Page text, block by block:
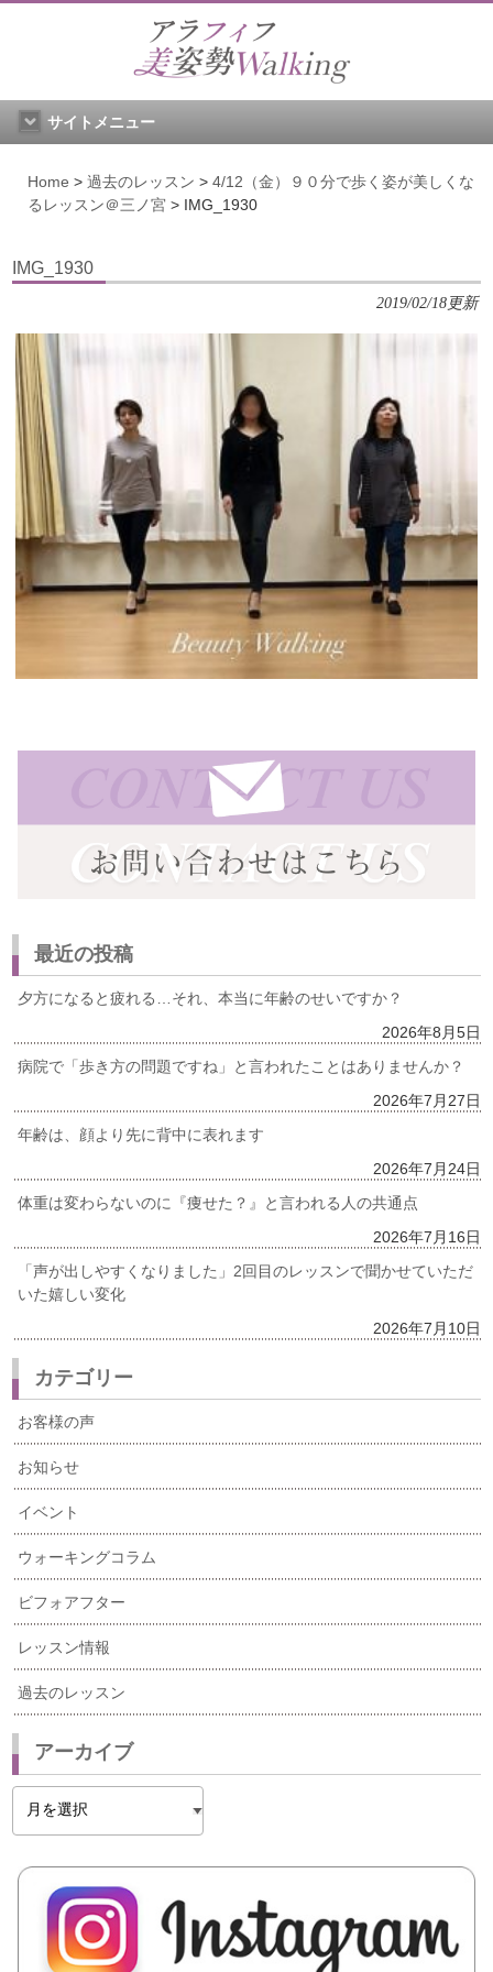
サイトメニュー
Home > 過去のレッスン > 4/12（金）９０分で歩く姿が美しくな
るレッスン＠三ノ宮 > IMG_1930
IMG_1930
2019/02/18更新
最近の投稿
夕方になると疲れる…それ、本当に年齢のせいですか？
2026年8月5日
病院で「歩き方の問題ですね」と言われたことはありませんか？
2026年7月27日
年齢は、顔より先に背中に表れます
2026年7月24日
体重は変わらないのに『痩せた？』と言われる人の共通点
2026年7月16日
「声が出しやすくなりました」2回目のレッスンで聞かせていただ
いた嬉しい変化
2026年7月10日
カテゴリー
お客様の声
お知らせ
イベント
ウォーキングコラム
ビフォアフター
レッスン情報
過去のレッスン
アーカイブ
ア
カ
イ